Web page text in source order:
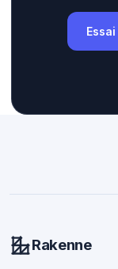
Rakenne